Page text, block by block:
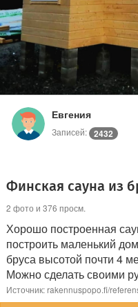
Евгения
Записей: 2432
Финская сауна из
2 фото и 376 просм.
Хорошо построенная
построить маленький
бруса высотой почти 4
Можно сделать своими
Источник: rakennuspopo.fi/